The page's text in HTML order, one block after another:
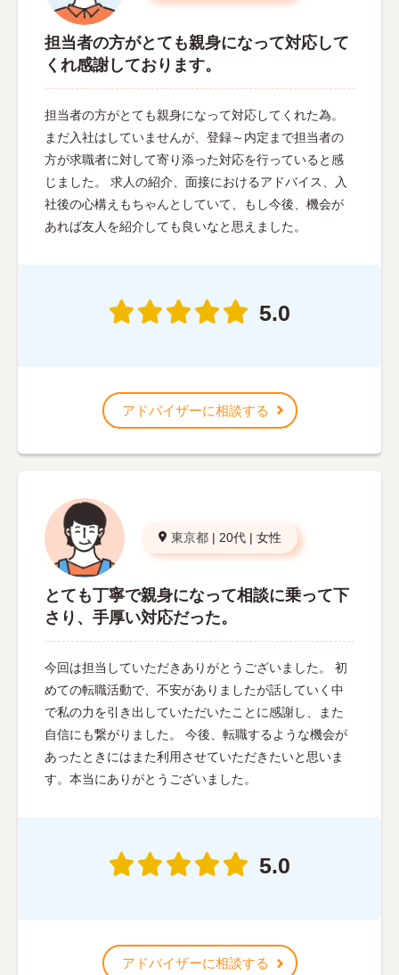
担当者の方がとても親身になって対応して
くれ感謝しております。
担当者の方がとても親身になって対応してくれた為。
まだ入社はしていませんが、登録～内定まで担当者の
方が求職者に対して寄り添った対応を行っていると感
じました。 求人の紹介、面接におけるアドバイス、入
社後の心構えもちゃんとしていて、もし今後、機会が
あれば友人を紹介しても良いなと思えました。
5.0
アドバイザーに相談する
東京都 | 20代 | 女性
とても丁寧で親身になって相談に乗って下
さり、手厚い対応だった。
今回は担当していただきありがとうございました。 初
めての転職活動で、不安がありましたが話していく中
で私の力を引き出していただいたことに感謝し、また
自信にも繋がりました。 今後、転職するような機会が
あったときにはまた利用させていただきたいと思いま
す。本当にありがとうございました。
5.0
アドバイザーに相談する